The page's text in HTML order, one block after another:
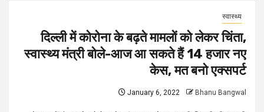
स्वास्थ्य
दिल्ली में कोरोना के बढ़ते मामलों को लेकर चिंता,
स्वास्थ्य मंत्री बोले-आज आ सकते हैं 14 हजार नए
केस, मत बनो एक्सपर्ट
January 6, 2022 Bhanu Bangwal